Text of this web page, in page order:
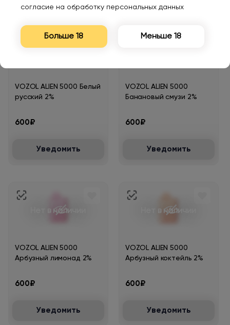
Нет в наличии
VOZOL ALIEN 5000 Белый
русский 2%
600₽
Уведомить
VOZOL ALIEN 5000
Банановый смузи 2%
600₽
Уведомить
Нет в наличии
VOZOL ALIEN 5000
Арбузный лимонад 2%
600₽
Уведомить
Нет в наличии
VOZOL ALIEN 5000
Арбузный коктейль 2%
600₽
Уведомить
согласие на обработку персональных данных
Больше 18 Меньше 18